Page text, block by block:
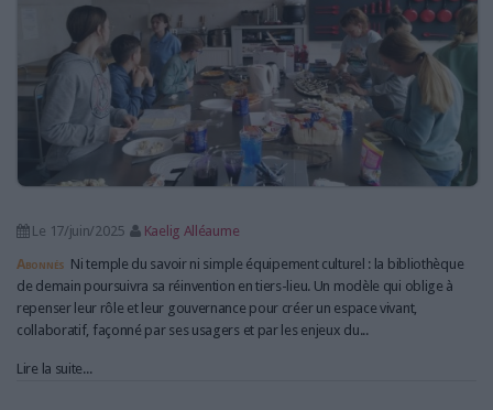
Le 17/juin/2025
Kaelig Alléaume
Abonnés Ni temple du savoir ni simple équipement culturel : la bibliothèque
de demain poursuivra sa réinvention en tiers-lieu. Un modèle qui oblige à
repenser leur rôle et leur gouvernance pour créer un espace vivant,
collaboratif, façonné par ses usagers et par les enjeux du...
Lire la suite...